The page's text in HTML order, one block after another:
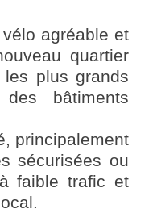
agréable et
quartier
plus grands
bâtiments
principalement
sécurisées ou
faible trafic et